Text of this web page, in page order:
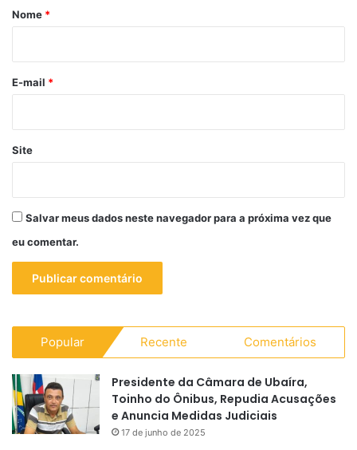
r
*
Nome *
E-mail *
Site
Salvar meus dados neste navegador para a próxima vez que
eu comentar.
Popular Recente Comentários
Presidente da Câmara de Ubaíra,
Toinho do Ônibus, Repudia Acusações
e Anuncia Medidas Judiciais
17 de junho de 2025